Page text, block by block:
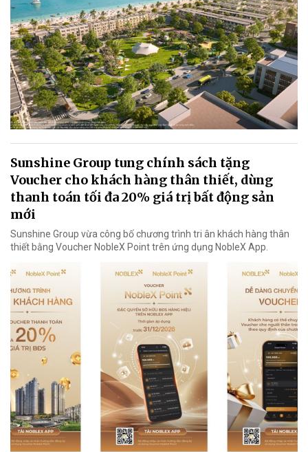
Sunshine Group tung chính sách tặng
Voucher cho khách hàng thân thiết, dùng
thanh toán tối đa 20% giá trị bất động sản
mới
Sunshine Group vừa công bố chương trình tri ân khách hàng thân
thiết bằng Voucher NobleX Point trên ứng dụng NobleX App.